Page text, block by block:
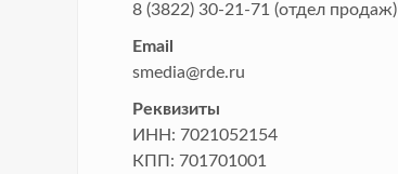
8 (3822) 30-21-71 (отдел продаж)
Email
smedia@rde.ru
Реквизиты
ИНН: 7021052154
КПП: 701701001